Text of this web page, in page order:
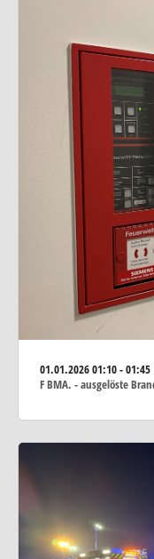
01.01.202601:10 - 01:45
F BMA. - ausgelöste